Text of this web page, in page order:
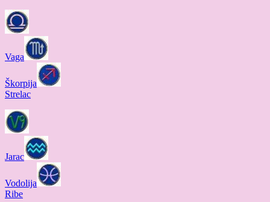
Vaga
Škorpija
Strelac
Jarac
Vodolija
Ribe